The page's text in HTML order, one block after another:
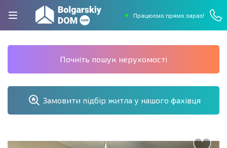
Працюємо прямо зараз!
Почніть пошук нерухомості
Замовити підбір житла у нашого фахівця